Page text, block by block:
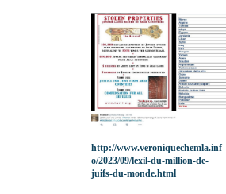
http://www.veroniquechemla.inf
o/2023/09/lexil-du-million-de-
juifs-du-monde.html